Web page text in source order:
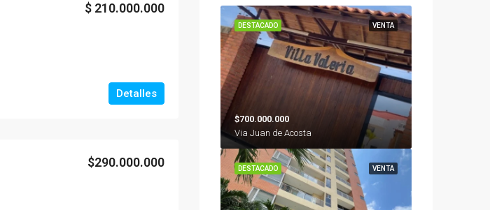
$ 210.000.000
Detalles
$290.000.000
VENTA
DESTACADO
$700.000.000
Via Juan de Acosta
VENTA
DESTACADO